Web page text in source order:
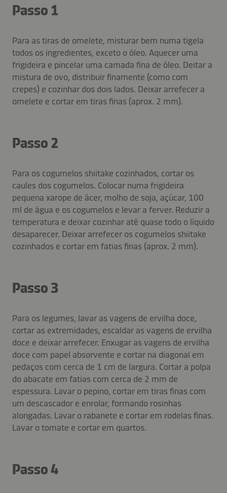
Passo 1
Para as tiras de omelete, misturar bem numa tigela
todos os ingredientes, exceto o óleo. Aquecer uma
frigideira e pincelar uma camada fina de óleo. Deitar a
mistura de ovo, distribuir finamente (como com
crepes) e cozinhar dos dois lados. Deixar arrefecer a
omelete e cortar em tiras finas (aprox. 2 mm).
Passo 2
Para os cogumelos shiitake cozinhados, cortar os
caules dos cogumelos. Colocar numa frigideira
pequena xarope de ácer, molho de soja, açúcar, 100
ml de água e os cogumelos e levar a ferver. Reduzir a
temperatura e deixar cozinhar até quase todo o líquido
desaparecer. Deixar arrefecer os cogumelos shiitake
cozinhados e cortar em fatias finas (aprox. 2 mm).
Passo 3
Para os legumes, lavar as vagens de ervilha doce,
cortar as extremidades, escaldar as vagens de ervilha
doce e deixar arrefecer. Enxugar as vagens de ervilha
doce com papel absorvente e cortar na diagonal em
pedaços com cerca de 1 cm de largura. Cortar a polpa
do abacate em fatias com cerca de 2 mm de
espessura. Lavar o pepino, cortar em tiras finas com
um descascador e enrolar, formando rosinhas
alongadas. Lavar o rabanete e cortar em rodelas finas.
Lavar o tomate e cortar em quartos.
Passo 4